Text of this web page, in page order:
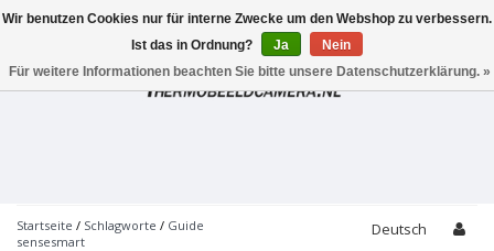
Toggle
Startseite / Schlagworte / Guide
sensesmart
Deutsch
Wir benutzen Cookies nur für interne Zwecke um den Webshop zu verbessern.
Ist das in Ordnung?
Ja
Nein
Für weitere Informationen beachten Sie bitte unsere Datenschutzerklärung. »